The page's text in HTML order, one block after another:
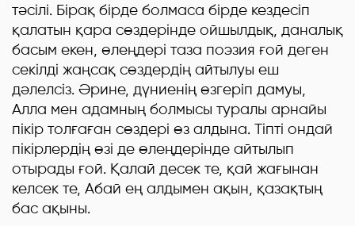
тәсілі. Бірақ бірде болмаса бірде кездесіп
қалатын қара сөздерінде ойшылдық, даналық
басым екен, өлеңдері таза поэзия ғой деген
секілді жаңсақ сөздердің айтылуы еш
дәлелсіз. Әрине, дүниенің өзгеріп дамуы,
Алла мен адамның болмысы туралы арнайы
пікір толғаған сөздері өз алдына. Тіпті ондай
пікірлердің өзі де өлеңдерінде айтылып
отырады ғой. Қалай десек те, қай жағынан
келсек те, Абай ең алдымен ақын, қазақтың
бас ақыны.